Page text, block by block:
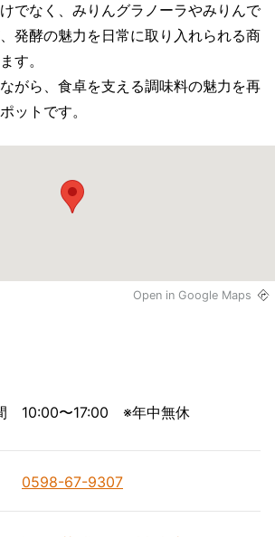
でなく、みりんグラノーラやみりんで
発酵の魅力を日常に取り入れられる商
す。
がら、食卓を支える調味料の魅力を再
ットです。
Open in Google Maps
10:00〜17:00　※年中無休
0598-67-9307